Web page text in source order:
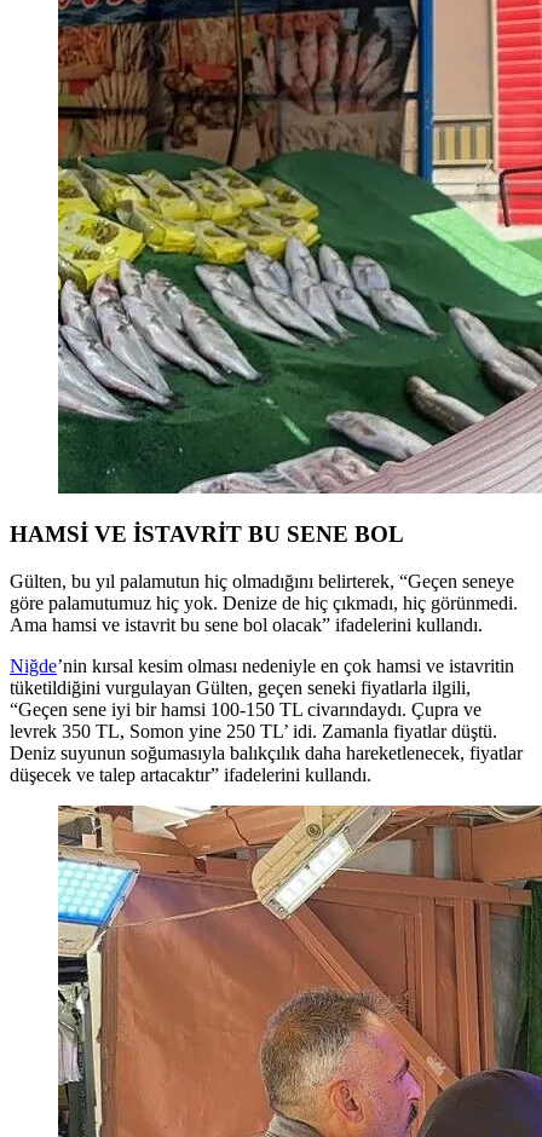
HAMSİ VE İSTAVRİT BU SENE BOL
Gülten, bu yıl palamutun hiç olmadığını belirterek, “Geçen seneye
göre palamutumuz hiç yok. Denize de hiç çıkmadı, hiç görünmedi.
Ama hamsi ve istavrit bu sene bol olacak” ifadelerini kullandı.
Niğde’nin kırsal kesim olması nedeniyle en çok hamsi ve istavritin
tüketildiğini vurgulayan Gülten, geçen seneki fiyatlarla ilgili,
“Geçen sene iyi bir hamsi 100-150 TL civarındaydı. Çupra ve
levrek 350 TL, Somon yine 250 TL’ idi. Zamanla fiyatlar düştü.
Deniz suyunun soğumasıyla balıkçılık daha hareketlenecek, fiyatlar
düşecek ve talep artacaktır” ifadelerini kullandı.